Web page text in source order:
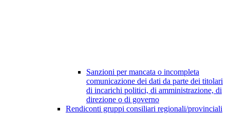
Sanzioni per mancata o incompleta
comunicazione dei dati da parte dei titolari
di incarichi politici, di amministrazione, di
direzione o di governo
Rendiconti gruppi consiliari regionali/provinciali